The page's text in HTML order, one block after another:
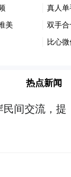
岛片区预留
要在宿流社
铁8号线观涛
服务项目预留地
然资源和规
院批复的
热点新闻
民间交流，提